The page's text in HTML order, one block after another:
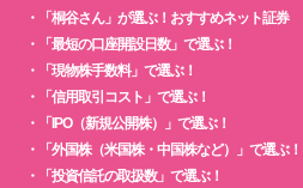
・
「桐谷さん」が選ぶ！おすすめネット証券
・
「最短の口座開設日数」で選ぶ！
・
「現物株手数料」で選ぶ！
・
「信用取引コスト」で選ぶ！
・
「IPO（新規公開株）」で選ぶ！
・
「外国株（米国株・中国株など）」で選ぶ！
・
「投資信託の取扱数」で選ぶ！